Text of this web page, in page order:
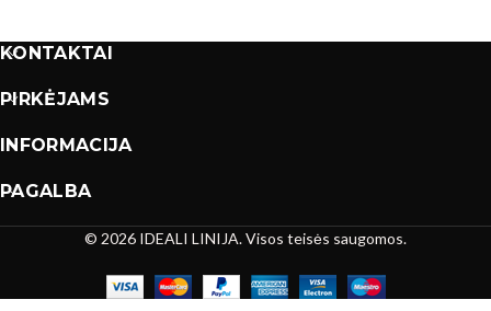
KONTAKTAI
PIRKĖJAMS
INFORMACIJA
PAGALBA
© 2026 IDEALI LINIJA. Visos teisės saugomos.